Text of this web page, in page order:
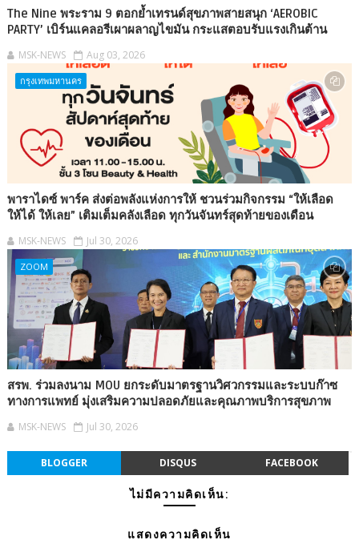
The Nine พระราม 9 ตอกย้ำเทรนด์สุขภาพสายสนุก ‘AEROBIC
PARTY’ เบิร์นแคลอรีเผาผลาญไขมัน กระแสตอบรับแรงเกินต้าน
MSK-NEWS Aug 03, 2026
กรุงเทพมหานคร
พาราไดซ์ พาร์ค ส่งต่อพลังแห่งการให้ ชวนร่วมกิจกรรม “ให้เลือด
ให้ได้ ให้เลย” เติมเต็มคลังเลือด ทุกวันจันทร์สุดท้ายของเดือน
MSK-NEWS Jul 30, 2026
ZOOM
สรพ. ร่วมลงนาม MOU ยกระดับมาตรฐานวิศวกรรมและระบบก๊าซ
ทางการแพทย์ มุ่งเสริมความปลอดภัยและคุณภาพบริการสุขภาพ
MSK-NEWS Jul 30, 2026
BLOGGER DISQUS FACEBOOK
ไม่มีความคิดเห็น:
แสดงความคิดเห็น